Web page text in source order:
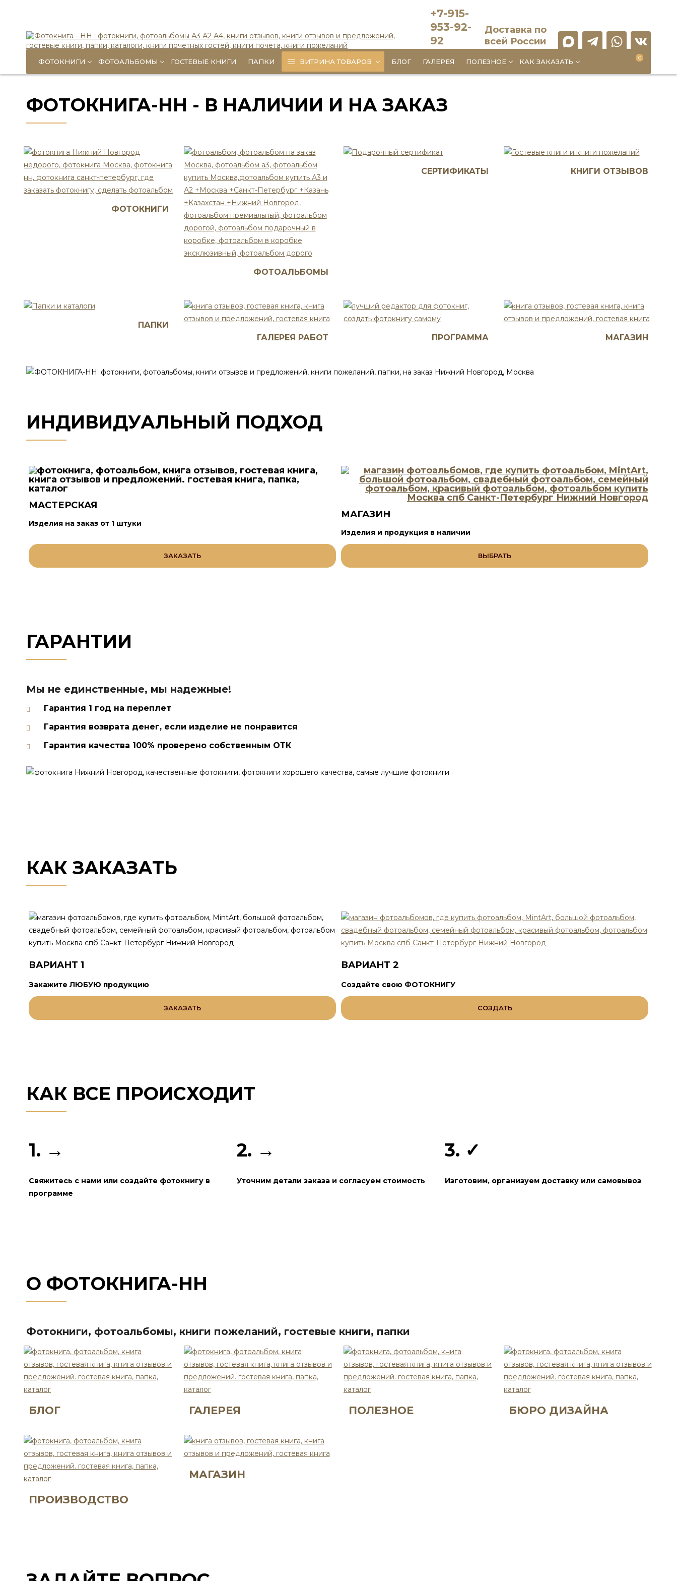
+7-915-
953-92-
92
Доставка по
всей России
ФОТОКНИГИ ФОТОАЛЬБОМЫ ГОСТЕВЫЕ КНИГИ ПАПКИ ВИТРИНА ТОВАРОВ БЛОГ ГАЛЕРЕЯ ПОЛЕЗНОЕ КАК ЗАКАЗАТЬ 0
0
ФОТОКНИГА-НН - В НАЛИЧИИ И НА ЗАКАЗ
ФОТОКНИГИ
ФОТОАЛЬБОМЫ
СЕРТИФИКАТЫ КНИГИ ОТЗЫВОВ
ПАПКИ
ГАЛЕРЕЯ РАБОТ
ПРОГРАММА МАГАЗИН
ИНДИВИДУАЛЬНЫЙ ПОДХОД
МАСТЕРСКАЯ
Изделия на заказ от 1 штуки
МАГАЗИН
Изделия и продукция в наличии
ЗАКАЗАТЬ ВЫБРАТЬ
ГАРАНТИИ
Мы не единственные, мы надежные!
Гарантия 1 год на переплет
Гарантия возврата денег, если изделие не понравится
Гарантия качества 100% проверено собственным ОТК
КАК ЗАКАЗАТЬ
ВАРИАНТ 1
Закажите ЛЮБУЮ продукцию
ВАРИАНТ 2
Создайте свою ФОТОКНИГУ
ЗАКАЗАТЬ СОЗДАТЬ
КАК ВСЕ ПРОИСХОДИТ
1. →
Свяжитесь с нами или создайте фотокнигу в
программе
2. →
Уточним детали заказа и согласуем стоимость
3. ✓
Изготовим, организуем доставку или самовывоз
О ФОТОКНИГА-НН
Фотокниги, фотоальбомы, книги пожеланий, гостевые книги, папки
БЛОГ ГАЛЕРЕЯ ПОЛЕЗНОЕ БЮРО ДИЗАЙНА
ПРОИЗВОДСТВО
МАГАЗИН